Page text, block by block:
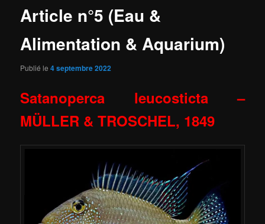
Article n°5 (Eau &
Alimentation & Aquarium)
Publié le4 septembre 2022
Satanoperca leucosticta –
MÜLLER & TROSCHEL, 1849